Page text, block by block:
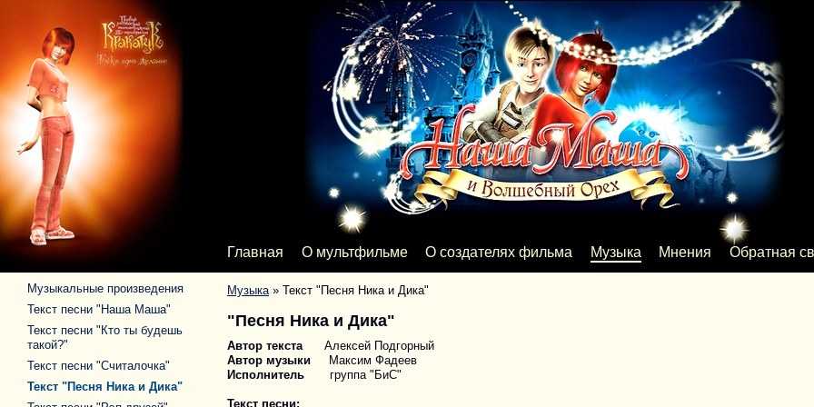
Главная О мультфильме О создателях фильма Музыка Мнения Обратная
Музыка» Текст "Песня Ника и Дика"
"Песня Ника и Дика"
Автор текста
Алексей Подгорный
Автор музыки Максим Фадеев
Исполнитель
группа "БиС"
Текст песни:
Музыкальные произведения
Текст песни "Наша Маша"
Текст песни "Кто ты будешь
такой?"
Текст песни "Считалочка"
Текст "Песня Ника и Дика"